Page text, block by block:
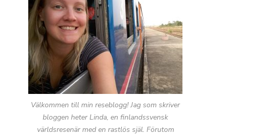
Välkommen till min reseblogg! Jag som skriver
bloggen heter Linda, en finlandssvensk
världsresenär med en rastlös själ. Förutom